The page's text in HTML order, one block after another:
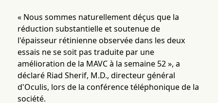
« Nous sommes naturellement déçus que la
réduction substantielle et soutenue de
l'épaisseur rétinienne observée dans les deux
essais ne se soit pas traduite par une
amélioration de la MAVC à la semaine 52 », a
déclaré Riad Sherif, M.D., directeur général
d'Oculis, lors de la conférence téléphonique de la
société.